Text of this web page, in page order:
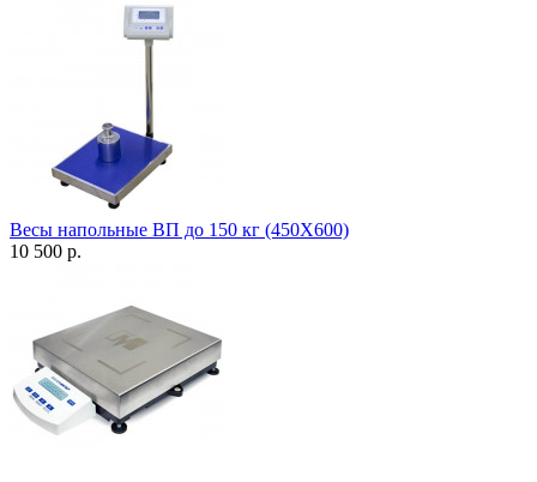
Весы напольные ВП до 150 кг (450Х600)
10 500 р.